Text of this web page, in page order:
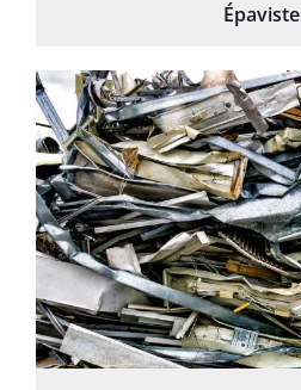
Épaviste